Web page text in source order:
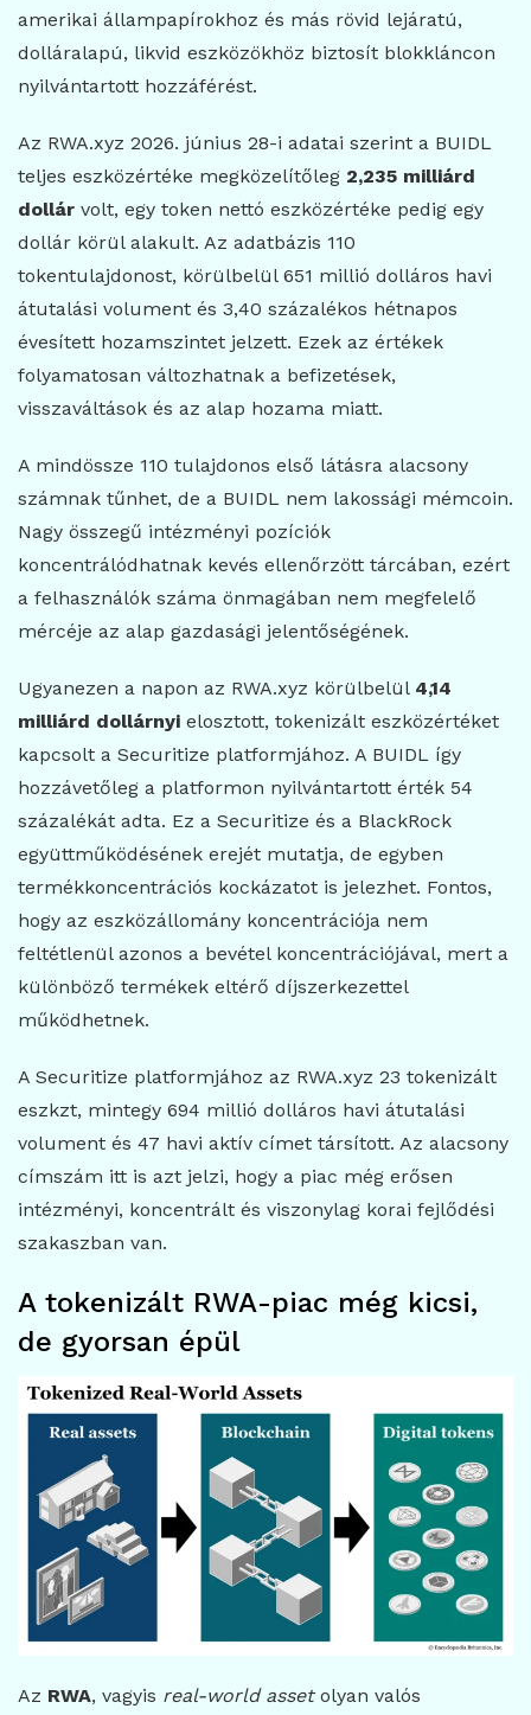
amerikai állampapírokhoz és más rövid lejáratú,
dolláralapú, likvid eszközökhöz biztosít blokkláncon
nyilvántartott hozzáférést.
Az RWA.xyz 2026. június 28-i adatai szerint a BUIDL
teljes eszközértéke megközelítőleg 2,235 milliárd
dollár volt, egy token nettó eszközértéke pedig egy
dollár körül alakult. Az adatbázis 110
tokentulajdonost, körülbelül 651 millió dolláros havi
átutalási volument és 3,40 százalékos hétnapos
évesített hozamszintet jelzett. Ezek az értékek
folyamatosan változhatnak a befizetések,
visszaváltások és az alap hozama miatt.
A mindössze 110 tulajdonos első látásra alacsony
számnak tűnhet, de a BUIDL nem lakossági mémcoin.
Nagy összegű intézményi pozíciók
koncentrálódhatnak kevés ellenőrzött tárcában, ezért
a felhasználók száma önmagában nem megfelelő
mércéje az alap gazdasági jelentőségének.
Ugyanezen a napon az RWA.xyz körülbelül 4,14
milliárd dollárnyi elosztott, tokenizált eszközértéket
kapcsolt a Securitize platformjához. A BUIDL így
hozzávetőleg a platformon nyilvántartott érték 54
százalékát adta. Ez a Securitize és a BlackRock
együttműködésének erejét mutatja, de egyben
termékkoncentrációs kockázatot is jelezhet. Fontos,
hogy az eszközállomány koncentrációja nem
feltétlenül azonos a bevétel koncentrációjával, mert a
különböző termékek eltérő díjszerkezettel
működhetnek.
A Securitize platformjához az RWA.xyz 23 tokenizált
eszkzt, mintegy 694 millió dolláros havi átutalási
volument és 47 havi aktív címet társított. Az alacsony
címszám itt is azt jelzi, hogy a piac még erősen
intézményi, koncentrált és viszonylag korai fejlődési
szakaszban van.
A tokenizált RWA-piac még kicsi,
de gyorsan épül
Az RWA, vagyis real-world assetolyan valós